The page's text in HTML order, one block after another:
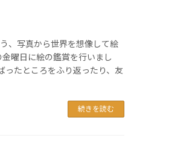
、写真から世界を想像して絵
曜日に絵の鑑賞を行いまし
ったところをふり返ったり、友
続きを読む